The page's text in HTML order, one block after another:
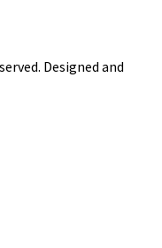
Designed and